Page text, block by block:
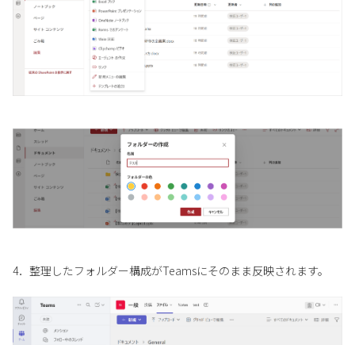
4．整理したフォルダー構成がTeamsにそのまま反映されます。